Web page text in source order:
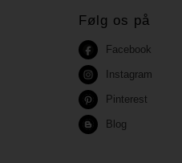
Følg os på
Facebook
Instagram
Pinterest
Blog